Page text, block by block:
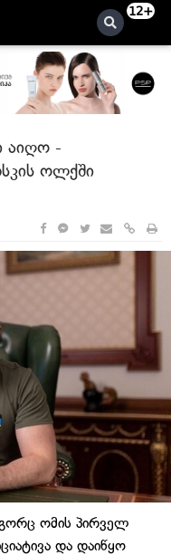
12+
აიღო -
ოლქში
ომის პირველ
და დაიწყო